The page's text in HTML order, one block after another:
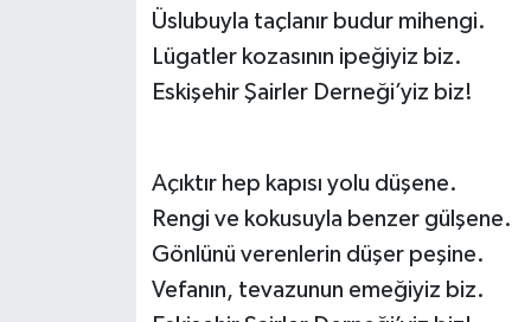
Üslubuyla taçlanır budur mihengi.
Lügatler kozasının ipeğiyiz biz.
Eskişehir Şairler Derneği’yiz biz!
Açıktır hep kapısı yolu düşene.
Rengi ve kokusuyla benzer gülşene.
Gönlünü verenlerin düşer peşine.
Vefanın, tevazunun emeğiyiz biz.